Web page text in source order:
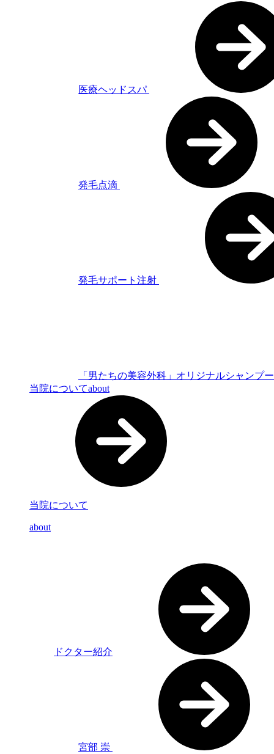
医療ヘッドスパ
発毛点滴
発毛サポート注射
「男たちの美容外科」オリジナルシャンプ
当院についてabout
当院について
about
ドクター紹介
宮部 崇